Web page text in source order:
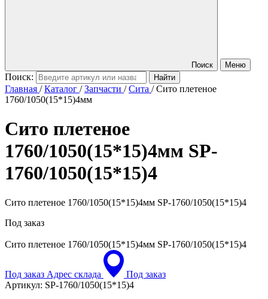
Поиск Меню
Поиск:
Главная /Каталог /Запчасти /Сита /Сито плетеное
1760/1050(15*15)4мм
Сито плетеное
1760/1050(15*15)4мм SP-
1760/1050(15*15)4
Сито плетеное 1760/1050(15*15)4мм SP-1760/1050(15*15)4
Под заказ
Сито плетеное 1760/1050(15*15)4мм SP-1760/1050(15*15)4
Под заказ Адрес склада
Под заказ
Артикул: SP-1760/1050(15*15)4